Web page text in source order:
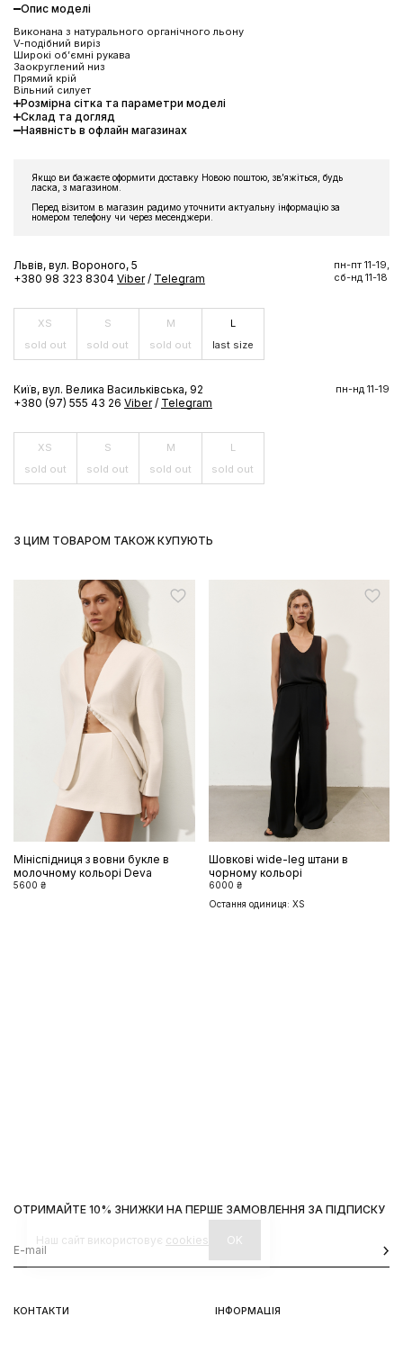
Опис моделі
Виконана з натурального органічного льону
V-подібний виріз
Широкі обʼємні рукава
Заокруглений низ
Прямий крій
Вільний силует
Розмірна сітка та параметри моделі
Склад та догляд
Наявність в офлайн магазинах
Якщо ви бажаєте оформити доставку Новою поштою, звʼяжіться, будь
ласка, з магазином.
Перед візитом в магазин радимо уточнити актуальну інформацію за
номером телефону чи через месенджери.
Львів, вул. Вороного, 5
+380 98 323 8304 Viber / Telegram
пн-пт 11-19,
сб-нд 11-18
XS
sold out
S
sold out
M
sold out
L
last size
Київ, вул. Велика Васильківська, 92
+380 (97) 555 43 26 Viber / Telegram
пн-нд 11-19
XS
sold out
S
sold out
M
sold out
L
sold out
З ЦИМ ТОВАРОМ ТАКОЖ КУПУЮТЬ
Мініспідниця з вовни букле в
молочному кольорі Deva
5600 ₴
Шовкові wide-leg штани в
чорному кольорі
6000 ₴
Остання одиниця: XS
КОНТАКТИ ІНФОРМАЦІЯ
ОТРИМАЙТЕ 10% ЗНИЖКИ НА ПЕРШЕ ЗАМОВЛЕННЯ ЗА ПІДПИСКУ
Наш сайт використовує cookies OK